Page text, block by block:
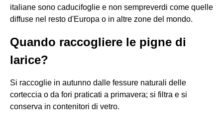
italiane sono caducifoglie e non sempreverdi come quelle
diffuse nel resto d'Europa o in altre zone del mondo.
Quando raccogliere le pigne di
larice?
Si raccoglie in autunno dalle fessure naturali delle
corteccia o da fori praticati a primavera; si filtra e si
conserva in contenitori di vetro.